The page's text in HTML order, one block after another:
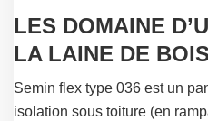
LES DOMAINE
LA LAINE DE
Semin flex type 036 est un
isolation sous toiture (en